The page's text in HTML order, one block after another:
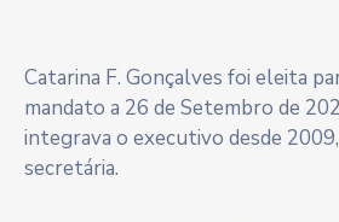
Catarina F. Gonçalves foi eleita
mandato a 26 de Setembro de
integrava o executivo desde
secretária.